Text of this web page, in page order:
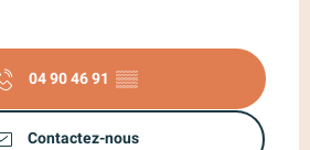
04 90 46 91 ▒▒
Contactez-nous